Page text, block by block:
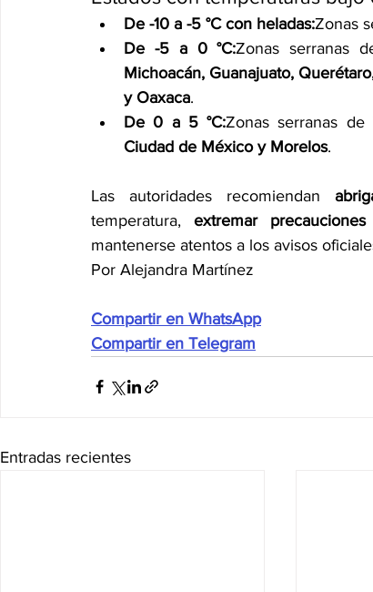
De -10 a -5 °C con heladas:Zonas
De -5 a 0 °C:Zonas serranas
Michoacán, Guanajuato,
y Oaxaca.
De 0 a 5 °C:Zonas serranas de
Ciudad de México y Morelos.
Las autoridades recomiendan
temperatura, extremar
mantenerse atentos a los avisos
Por Alejandra Martínez
Compartir en WhatsApp
Compartir en Telegram
Entradas recientes